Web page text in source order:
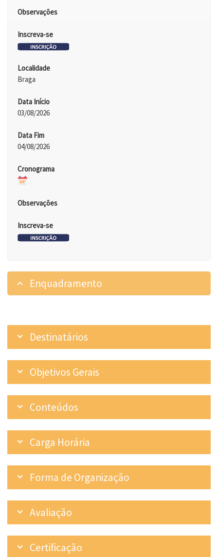
Observações
Inscreva-se
Localidade
Braga
Data Início
03/08/2026
Data Fim
04/08/2026
Cronograma
Observações
Inscreva-se
Enquadramento
Destinatários
Objetivos Gerais
Conteúdos
Carga Horária
Forma de Organização
Avaliação
Certificação